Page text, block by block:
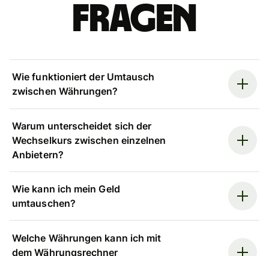
Fragen
Wie funktioniert der Umtausch
zwischen Währungen?
Warum unterscheidet sich der
Wechselkurs zwischen einzelnen
Anbietern?
Wie kann ich mein Geld
umtauschen?
Welche Währungen kann ich mit
dem Währungsrechner